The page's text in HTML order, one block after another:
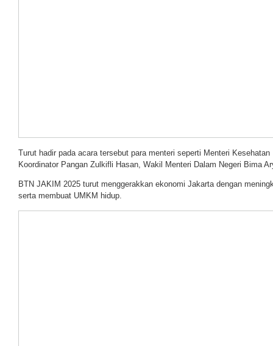
Turut hadir pada acara tersebut para menteri seperti Menteri
Koordinator Pangan Zulkifli Hasan, Wakil Menteri Dalam Negeri Bima
BTN JAKIM 2025 turut menggerakkan ekonomi Jakarta dengan
serta membuat UMKM hidup.